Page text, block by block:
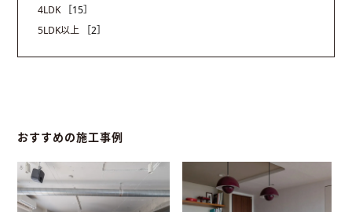
4LDK
［15］
5LDK以上
［2］
おすすめの施工事例